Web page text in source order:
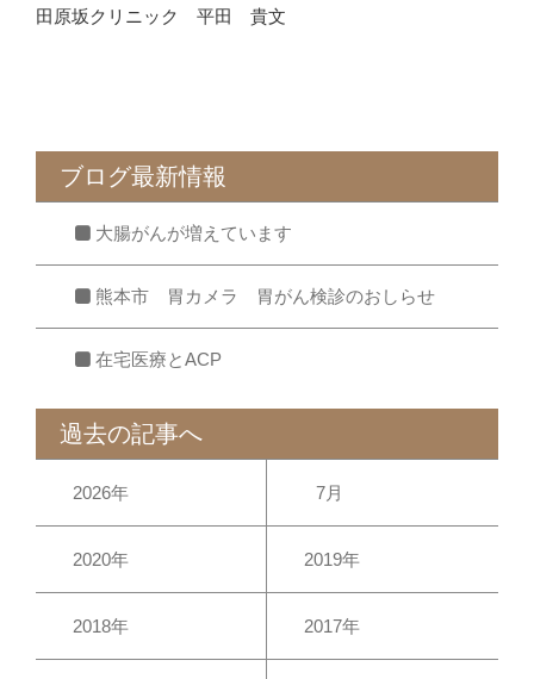
田原坂クリニック 平田 貴文
ブログ最新情報
大腸がんが増えています
熊本市 胃カメラ 胃がん検診のおしらせ
在宅医療とACP
過去の記事へ
2026年 7月
2020年 2019年
2018年 2017年